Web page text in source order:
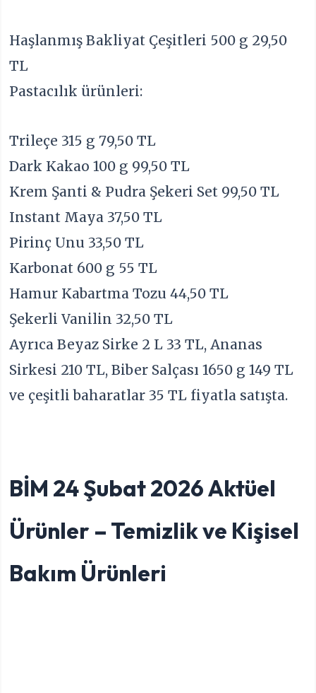
Haşlanmış Bakliyat Çeşitleri 500 g 29,50
TL
Pastacılık ürünleri:
Trileçe 315 g 79,50 TL
Dark Kakao 100 g 99,50 TL
Krem Şanti & Pudra Şekeri Set 99,50 TL
Instant Maya 37,50 TL
Pirinç Unu 33,50 TL
Karbonat 600 g 55 TL
Hamur Kabartma Tozu 44,50 TL
Şekerli Vanilin 32,50 TL
Ayrıca Beyaz Sirke 2 L 33 TL, Ananas
Sirkesi 210 TL, Biber Salçası 1650 g 149 TL
ve çeşitli baharatlar 35 TL fiyatla satışta.
BİM 24 Şubat 2026 Aktüel
Ürünler – Temizlik ve Kişisel
Bakım Ürünleri